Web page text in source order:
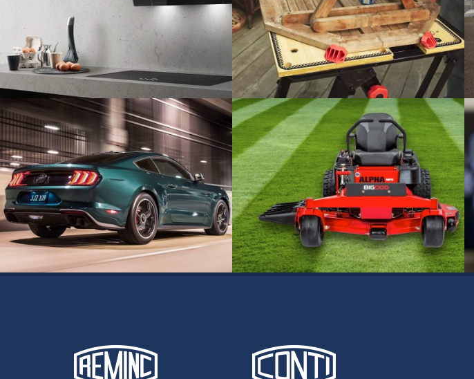
Dunstabzugshauben für Küchen
Industrie
Black & Decker Workmate
Industrie